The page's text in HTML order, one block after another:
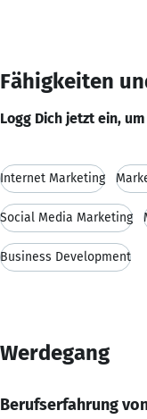
Fähigkeiten
Logg Dich jetzt ein,
Internet Marketing
Social Media Marketing
Business Development
Werdegang
Berufserfahrung